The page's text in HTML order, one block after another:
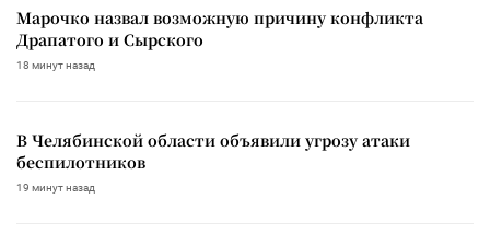
Марочко назвал возможную причину конфликта
Драпатого и Сырского
18 минут назад
В Челябинской области объявили угрозу атаки
беспилотников
19 минут назад